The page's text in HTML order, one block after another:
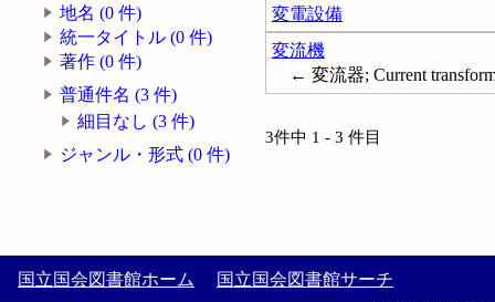
地名 (0 件)
統一タイトル (0 件)
著作 (0 件)
普通件名 (3 件)
細目なし (3 件)
ジャンル・形式 (0 件)
変電設備
変流機
← 変流器; Current
3件中 1 - 3 件目
国立国会図書館ホーム 国立国会図書館サーチ